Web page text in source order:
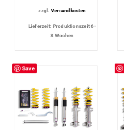
zzgl. Versandkosten
Lieferzeit: Produktionszeit 6-
8 Wochen
Save